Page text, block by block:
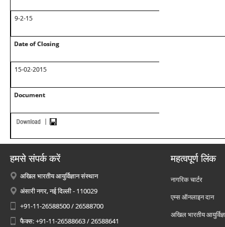
9-2-15
Date of Closing
15-02-2015
Document
हमसे संपर्क करें
अखिल भारतीय आयुर्विज्ञान संस्थान
अंसारी नगर, नई दिल्ली - 110029
+91-11-26588500 / 26588700
फैक्स: +91-11-26588663 / 26588641
महत्वपूर्ण लिंक
नागरिक चार्टर
एम्स ऑनलाइन दान
अखिल भारतीय